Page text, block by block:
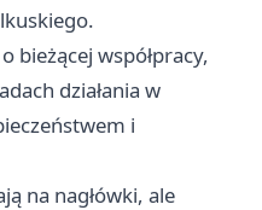
bieżącej współpracy,
działania w
i
na nagłówki, ale